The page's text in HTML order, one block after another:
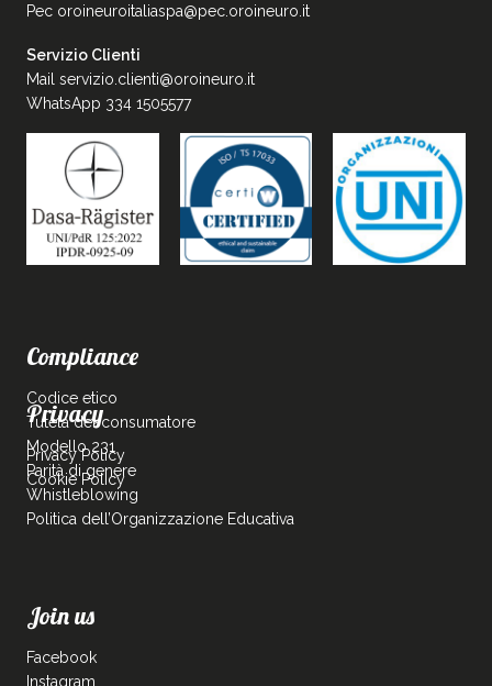
Pec oroineuroitaliaspa@pec.oroineuro.it
Servizio Clienti
Mail servizio.clienti@oroineuro.it
WhatsApp 334 1505577
Compliance
Codice etico
Tutela del consumatore
Modello 231
Parità di genere
Whistleblowing
Politica dell’Organizzazione Educativa
Privacy
Privacy Policy
Cookie Policy
Join us
Facebook
Instagram